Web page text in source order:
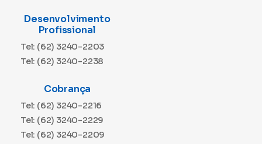
Desenvolvimento
Profissional
Tel: (62) 3240-2203
Tel: (62) 3240-2238
Cobrança
Tel: (62) 3240-2216
Tel: (62) 3240-2229
Tel: (62) 3240-2209